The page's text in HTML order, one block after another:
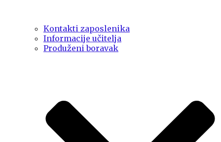
Kontakti zaposlenika
Informacije učitelja
Produženi boravak